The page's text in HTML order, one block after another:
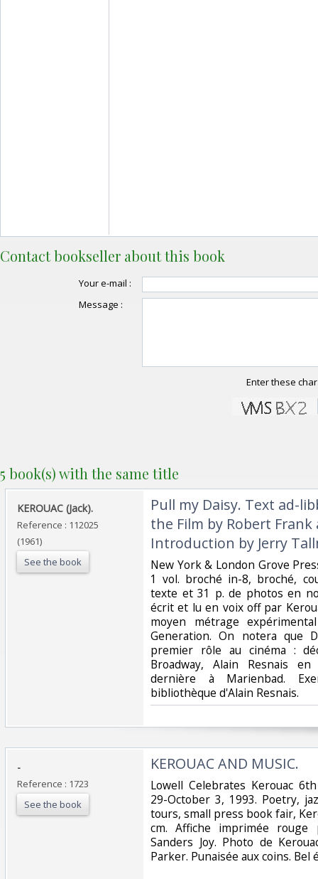
Contact bookseller about this book
Your e-mail :
Message :
Enter these
5 book(s) with the same title
‎KEROUAC (Jack).‎
Reference : 112025
(1961)
See the book
‎Pull my Daisy. Text ad-
the Film by Robert
Introduction by Jerry
‎New York & London Grove
1 vol. broché in-8, broché,
texte et 31 p. de photos en
écrit et lu en voix off par
moyen métrage
Generation. On notera que
premier rôle au cinéma :
Broadway, Alain Resnais
dernière à Marienbad.
bibliothèque d'Alain Resnais.‎
‎-‎
Reference : 1723
See the book
‎KEROUAC AND MUSIC. ‎
‎Lowell Celebrates Kerouac
29-October 3, 1993. Poetry,
tours, small press book fair,
cm. Affiche imprimée rouge
Sanders Joy. Photo de
Parker. Punaisée aux coins. Bel